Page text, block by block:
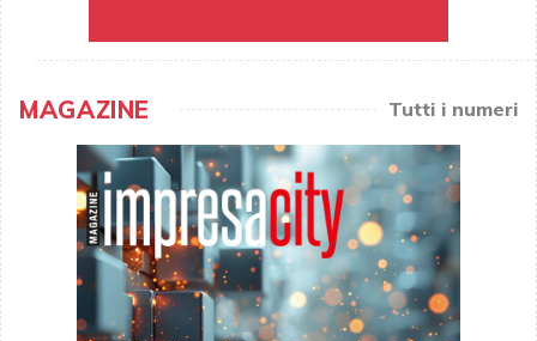
MAGAZINE Tutti i numeri